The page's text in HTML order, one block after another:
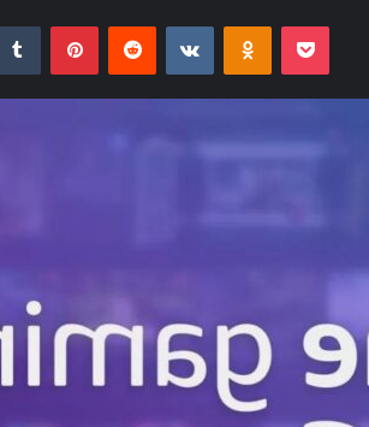
Tumblr PinterestReddit VKontakteOdnoklassniki
Pocket